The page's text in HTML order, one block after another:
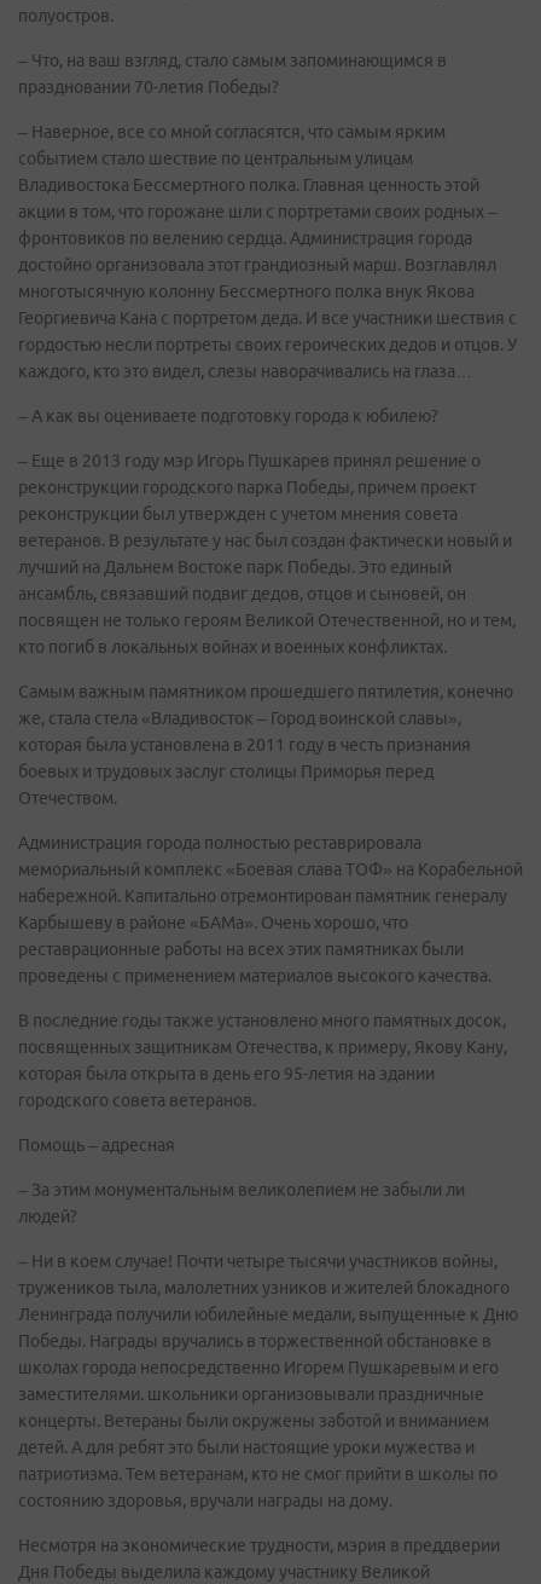
полуостров.
– Что, на ваш взгляд, стало самым запоминающимся в
праздновании 70-летия Победы?
– Наверное, все со мной согласятся, что самым ярким
событием стало шествие по центральным улицам
Владивостока Бессмертного полка. Главная ценность этой
акции в том, что горожане шли с портретами своих родных –
фронтовиков по велению сердца. Администрация города
достойно организовала этот грандиозный марш. Возглавлял
многотысячную колонну Бессмертного полка внук Якова
Георгиевича Кана с портретом деда. И все участники шествия с
гордостью несли портреты своих героических дедов и отцов. У
каждого, кто это видел, слезы наворачивались на глаза…
– А как вы оцениваете подготовку города к юбилею?
– Еще в 2013 году мэр Игорь Пушкарев принял решение о
реконструкции городского парка Победы, причем проект
реконструкции был утвержден с учетом мнения совета
ветеранов. В результате у нас был создан фактически новый и
лучший на Дальнем Востоке парк Победы. Это единый
ансамбль, связавший подвиг дедов, отцов и сыновей, он
посвящен не только героям Великой Отечественной, но и тем,
кто погиб в локальных войнах и военных конфликтах.
Самым важным памятником прошедшего пятилетия, конечно
же, стала стела «Владивосток – Город воинской славы»,
которая была установлена в 2011 году в честь признания
боевых и трудовых заслуг столицы Приморья перед
Отечеством.
Администрация города полностью реставрировала
мемориальный комплекс «Боевая слава ТОФ» на Корабельной
набережной. Капитально отремонтирован памятник генералу
Карбышеву в районе «БАМа». Очень хорошо, что
реставрационные работы на всех этих памятниках были
проведены с применением материалов высокого качества.
В последние годы также установлено много памятных досок,
посвященных защитникам Отечества, к примеру, Якову Кану,
которая была открыта в день его 95-летия на здании
городского совета ветеранов.
Помощь – адресная
– За этим монументальным великолепием не забыли ли
людей?
– Ни в коем случае! Почти четыре тысячи участников войны,
тружеников тыла, малолетних узников и жителей блокадного
Ленинграда получили юбилейные медали, выпущенные к Дню
Победы. Награды вручались в торжественной обстановке в
школах города непосредственно Игорем Пушкаревым и его
заместителями. школьники организовывали праздничные
концерты. Ветераны были окружены заботой и вниманием
детей. А для ребят это были настоящие уроки мужества и
патриотизма. Тем ветеранам, кто не смог прийти в школы по
состоянию здоровья, вручали награды на дому.
Несмотря на экономические трудности, мэрия в преддверии
Дня Победы выделила каждому участнику Великой